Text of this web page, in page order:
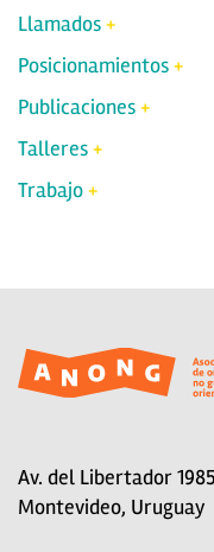
Llamados
Posicionamientos
Publicaciones
Talleres
Trabajo
Av. del Libertador
Montevideo, Uruguay